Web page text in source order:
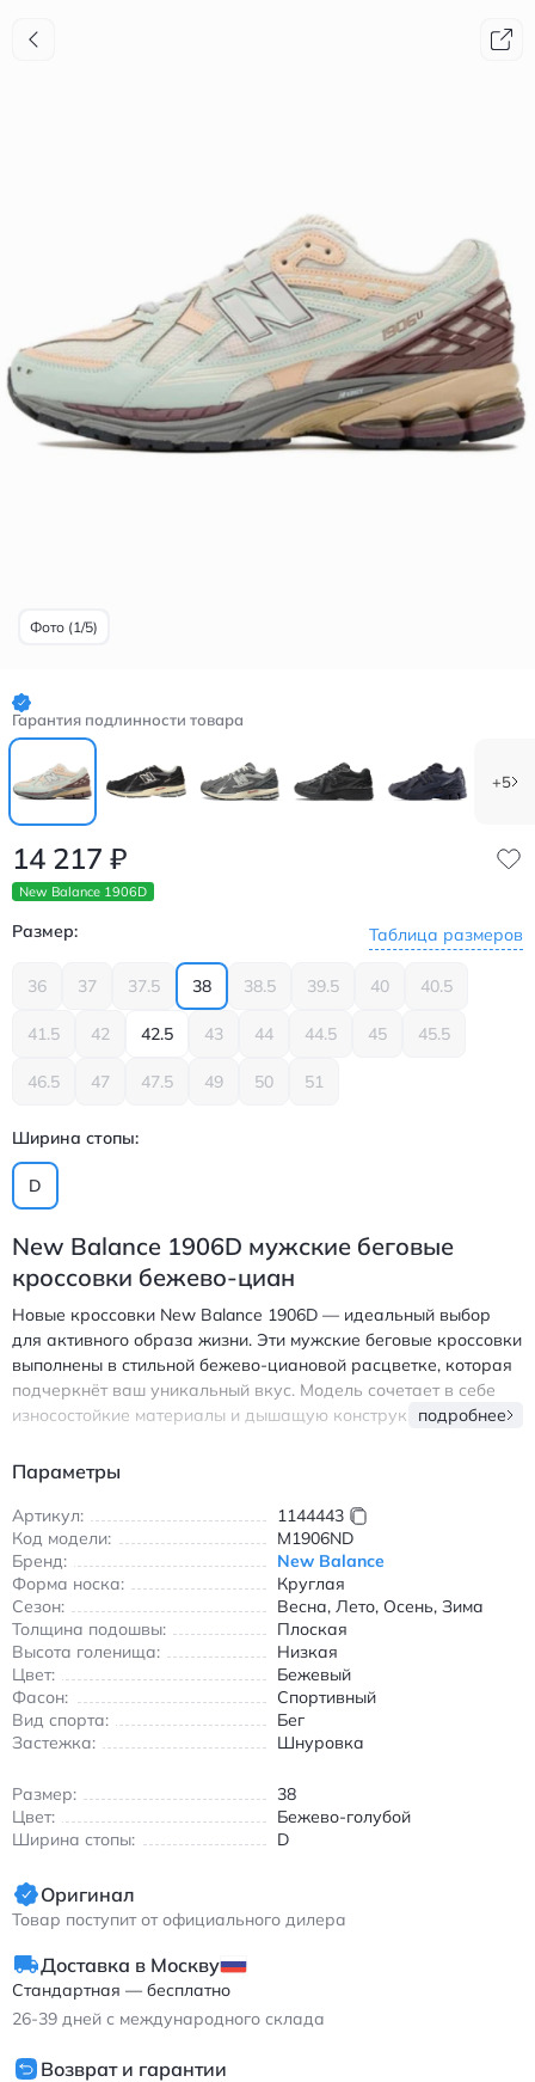
Фото (1/5)
Гарантия подлинности товара
+5
14 217 ₽
New Balance 1906D
Размер: Таблица размеров
36 37 37.5 38 38.5 39.5 40 40.5
41.5 42 42.5 43 44 44.5 45 45.5
46.5 47 47.5 49 50 51
Ширина стопы:
D
New Balance 1906D мужские беговые
кроссовки бежево-циан
Новые кроссовки New Balance 1906D — идеальный выбор
для активного образа жизни. Эти мужские беговые кроссовки
выполнены в стильной бежево-циановой расцветке, которая
подчеркнёт ваш уникальный вкус. Модель сочетает в себе
износостойкие материалы и дышащую конструкцию,
амортизацией идеально подходит для бега и повседневной
на ноге. Кроссовки подходят для всех сезонов благодаря
универсальному дизайну и качественным материалам.
Легкие и удобные, они станут вашим надежным спутником в
городских прогулках и тренировках. Круглый носок и
короткая высота голенища обеспечивают свободу движений,
а плоская подошва гарантирует стабильность при ходьбе.
Идеальное решение для тех, кто ценит сочетание стиля и
функциональности в обуви. Нью Балэнс 1906D беговые
кроссовки бежево-циан износостойкие дышащие
подробнее
Параметры
Артикул:
1144443
Код модели:
M1906ND
Бренд:
New Balance
Форма носка:
Круглая
Сезон:
Весна, Лето, Осень, Зима
Толщина подошвы:
Плоская
Высота голенища:
Низкая
Цвет:
Бежевый
Фасон:
Спортивный
Вид спорта:
Бег
Застежка:
Шнуровка
Размер:
38
Цвет:
Бежево-голубой
Ширина стопы:
D
Оригинал
Товар поступит от официального дилера
Доставка в Москву
Стандартная — бесплатно
26-39 дней с международного склада
Возврат и гарантии